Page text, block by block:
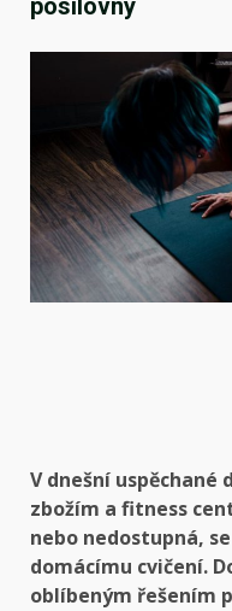
posilovny
V dnešní uspěchané
zbožím a fitness
nebo nedostupná,
domácímu cvičení.
oblíbeným řešením